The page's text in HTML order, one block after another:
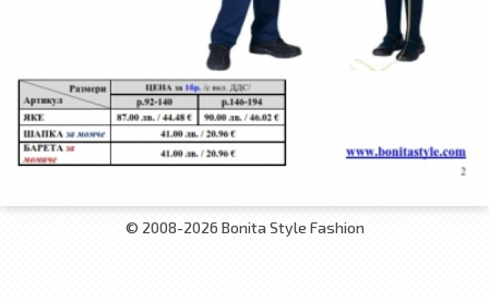
© 2008-2026 Bonita Style Fashion